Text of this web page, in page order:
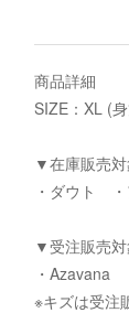
商品詳細
SIZE：XL (
▼在庫販売
・ダウト
▼受注販売
・Azavana
※キズは受注